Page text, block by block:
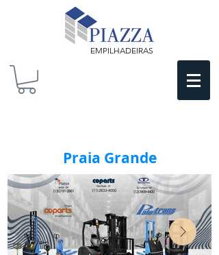
EMPILHADEIRAS
Praia Grande